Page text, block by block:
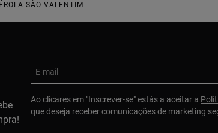
SÃO VALENTIM
E-mail
Ao clicares em "Inscrever-se" estás a aceitar a
que deseja receber comunicações de marketing